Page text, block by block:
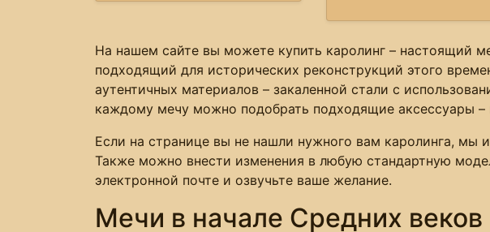
На нашем сайте вы можете купить каролинг – настоящий
подходящий для исторических реконструкций этого
аутентичных материалов – закаленной стали с
каждому мечу можно подобрать подходящие аксессуары –
Если на странице вы не нашли нужного вам каролинга, мы
Также можно внести изменения в любую стандартную
электронной почте и озвучьте ваше желание.
Мечи в начале Средних веков